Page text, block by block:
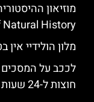
History)
מלון הולידיי אין
לככב על
חוצות ל-24 שעות